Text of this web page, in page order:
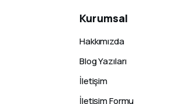
Kurumsal
Hakkımızda
Blog Yazıları
İletişim
İletişim Formu